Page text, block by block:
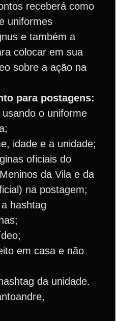
receberá como
uniformes
e também a
colocar em sua
sobre a ação na
para postagens:
o uniforme
idade e a unidade;
oficiais do
da Vila e da
na postagem;
hashtag
em casa e não
da unidade.